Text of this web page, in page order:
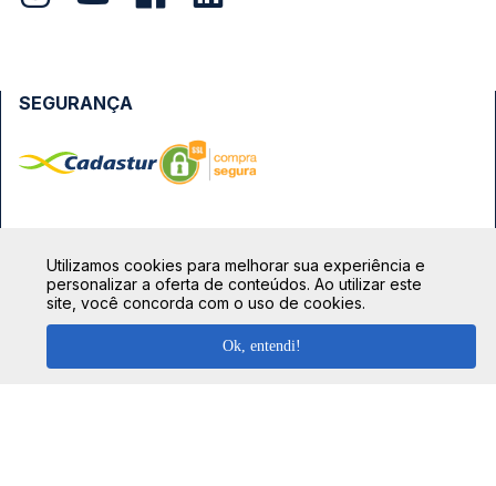
SEGURANÇA
Utilizamos cookies para melhorar sua experiência e
personalizar a oferta de conteúdos. Ao utilizar este
site, você concorda com o uso de cookies.
Ok, entendi!